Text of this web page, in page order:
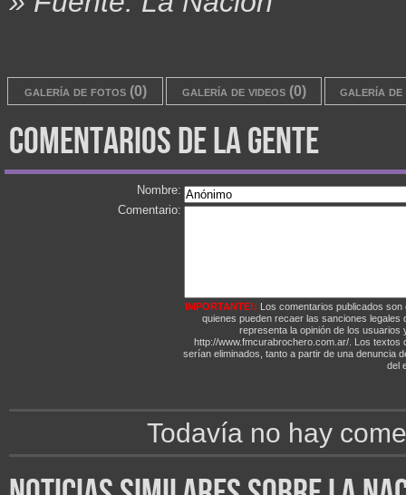
galería de fotos (0) galería de videos (0) galería de
comentarios de la gente
Nombre:
Comentario:
IMPORTANTE!: Los comentarios publicados
quienes pueden recaer las sanciones
representa la opinión de los
http://www.fmcurabrochero.com.ar/. Los textos
serían eliminados, tanto a partir de una denuncia
del
Todavía no hay